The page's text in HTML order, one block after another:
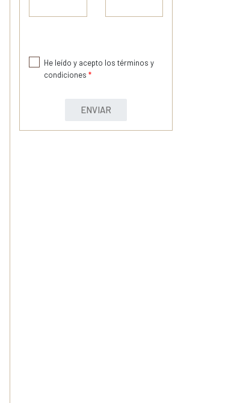
He leído y acepto los términos y
condiciones *
ENVIAR